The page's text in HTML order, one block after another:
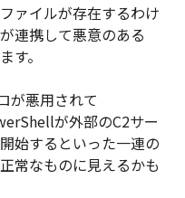
ァイルが存在するわけ
連携して悪意のある
す。
が悪用されて
が外部のC2サー
始するといった一連の
常なものに見えるかも